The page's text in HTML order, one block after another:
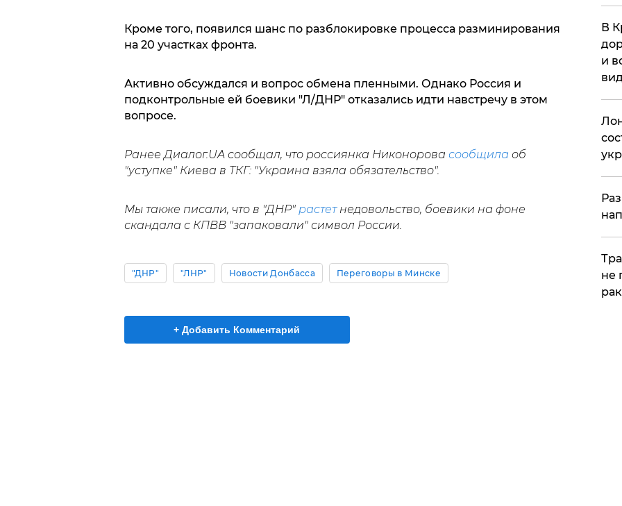
Кроме того, появился шанс по разблокировке процесса разминирования
на 20 участках фронта.
Активно обсуждался и вопрос обмена пленными. Однако Россия и
подконтрольные ей боевики "Л/ДНР" отказались идти навстречу в этом
вопросе.
Ранее Диалог.UA сообщал, что россиянка Никонорова сообщила об
"уступке" Киева в ТКГ: "Украина взяла обязательство".
Мы также писали, что в "ДНР" растетнедовольство, боевики на фоне
скандала с КПВВ "запаковали" символ России.
"ДНР" "ЛНР" Новости Донбасса Переговоры в Минске
+ Добавить Комментарий
В
и
не